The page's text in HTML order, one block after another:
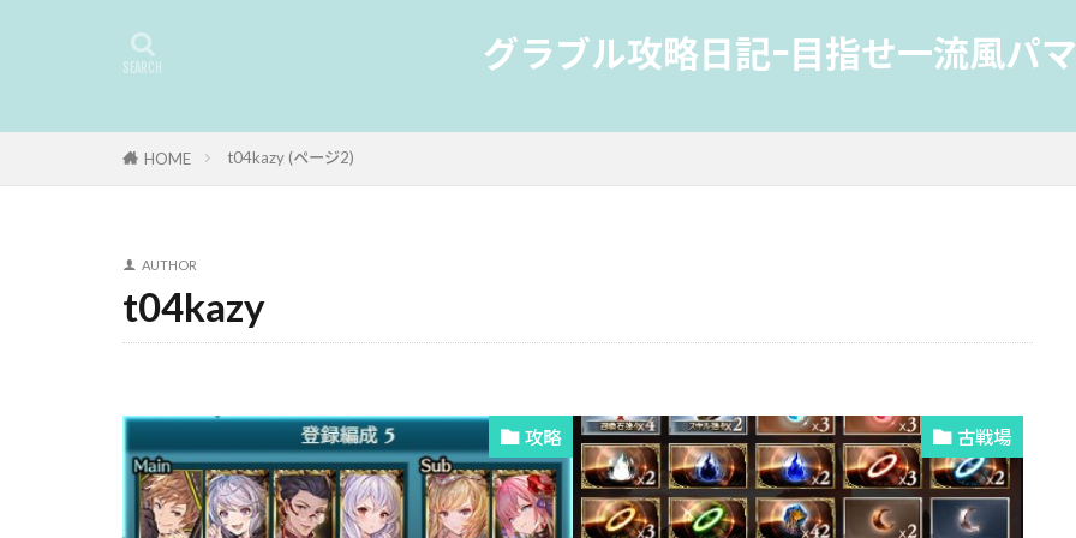
グラブル攻略日記-目指せ一流風パ
HOME t04kazy (ページ2)
AUTHOR
t04kazy
攻略 古戦場